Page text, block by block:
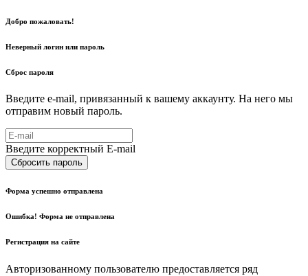
Добро пожаловать!
Неверный логин или пароль
Сброс пароля
Введите e-mail, привязанный к вашему аккаунту. На него мы
отправим новый пароль.
Введите корректный E-mail
Сбросить пароль
Форма успешно отправлена
Ошибка! Форма не отправлена
Регистрация на сайте
Авторизованному пользователю предоставляется ряд